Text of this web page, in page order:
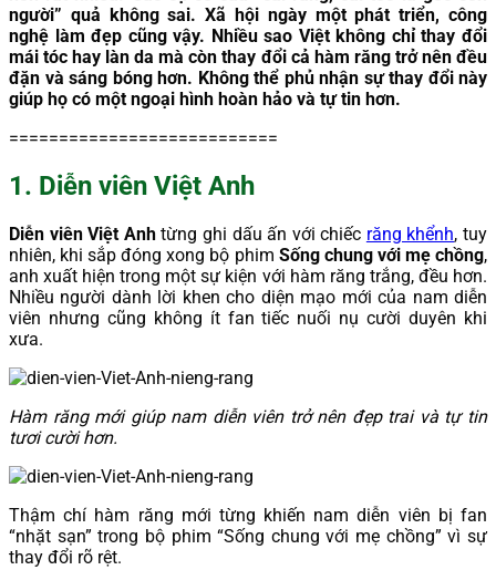
người” quả không sai. Xã hội ngày một phát triển, công
nghệ làm đẹp cũng vậy. Nhiều sao Việt không chỉ thay đổi
mái tóc hay làn da mà còn thay đổi cả hàm răng trở nên đều
đặn và sáng bóng hơn. Không thể phủ nhận sự thay đổi này
giúp họ có một ngoại hình hoàn hảo và tự tin hơn.
===========================
1. Diễn viên Việt Anh
Diễn viên Việt Anhtừng ghi dấu ấn với chiếc răng khểnh, tuy
nhiên, khi sắp đóng xong bộ phim Sống chung với mẹ chồng,
anh xuất hiện trong một sự kiện với hàm răng trắng, đều hơn.
Nhiều người dành lời khen cho diện mạo mới của nam diễn
viên nhưng cũng không ít fan tiếc nuối nụ cười duyên khi
xưa.
Hàm răng mới giúp nam diễn viên trở nên đẹp trai và tự tin
tươi cười hơn.
Thậm chí hàm răng mới từng khiến nam diễn viên bị fan
“nhặt sạn” trong bộ phim “Sống chung với mẹ chồng” vì sự
thay đổi rõ rệt.